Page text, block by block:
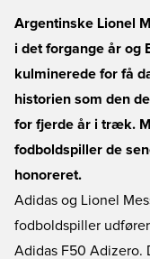
Argentinske Lionel
i det forgange år og
kulminerede for få
historien som den
for fjerde år i træk.
fodboldspiller de
honoreret.
Adidas og Lionel
fodboldspiller
Adidas F50 Adizero.